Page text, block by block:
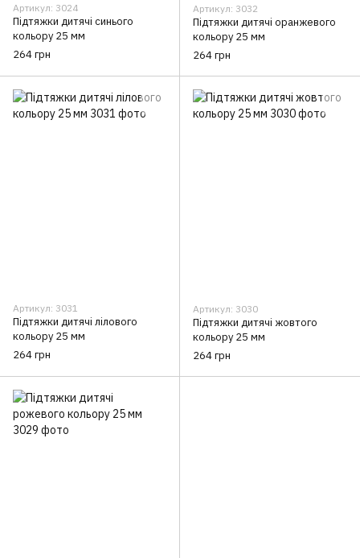
Артикул: 3024
Підтяжки дитячі синього
кольору 25 мм
264 грн
Артикул: 3032
Підтяжки дитячі оранжевого
кольору 25 мм
264 грн
Артикул: 3031
Підтяжки дитячі лілового
кольору 25 мм
264 грн
Артикул: 3030
Підтяжки дитячі жовтого
кольору 25 мм
264 грн